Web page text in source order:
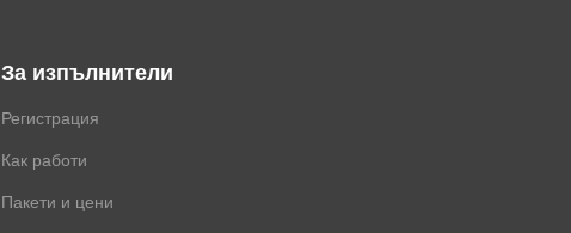
За изпълнители
Регистрация
Как работи
Пакети и цени